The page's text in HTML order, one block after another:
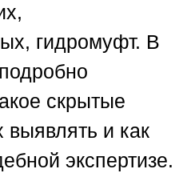
гидромуфт. В
скрытые
и как
экспертизе.